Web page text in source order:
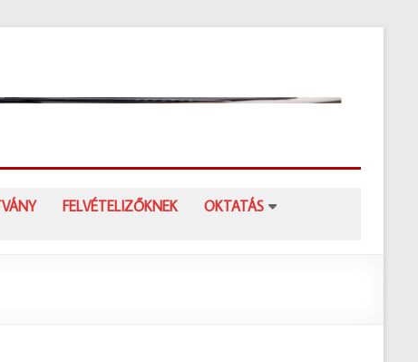
FELVÉTELIZŐKNEK OKTATÁS